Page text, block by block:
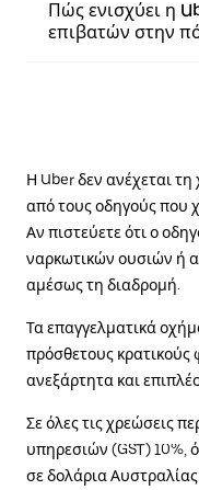
Πώς ενισχύει η
επιβατών στην
Η Uber δεν ανέχεται
από τους οδηγούς που
Αν πιστεύετε ότι ο
ναρκωτικών ουσιών ή
αμέσως τη διαδρομή.
Τα επαγγελματικά
πρόσθετους κρατικούς
ανεξάρτητα και
Σε όλες τις χρεώσεις
υπηρεσιών (GST) 10%,
σε δολάρια